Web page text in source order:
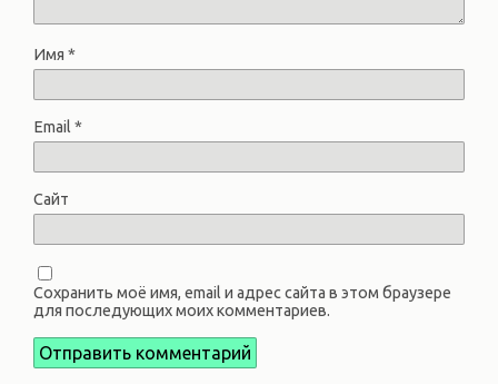
Имя *
Email *
Сайт
Сохранить моё имя, email и адрес сайта в этом браузере
для последующих моих комментариев.